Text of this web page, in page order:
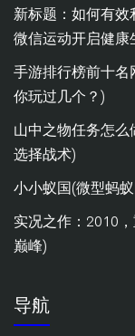
新标题：如何有
微信运动开启健康
手游排行榜前十名
你玩过几个？)
山中之物任务怎
选择战术)
小小蚁国(微型蚂
实况之作：2010
巅峰)
导航